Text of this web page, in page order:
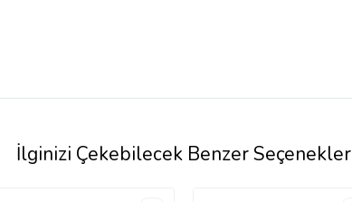
İlginizi Çekebilecek Benzer Seçenekler